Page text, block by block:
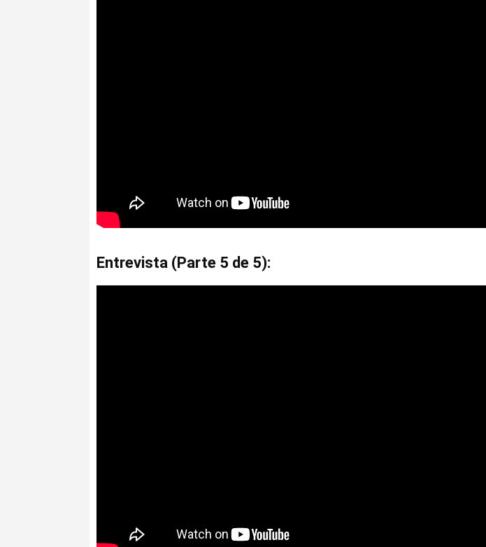
Entrevista (Parte 5 de 5):